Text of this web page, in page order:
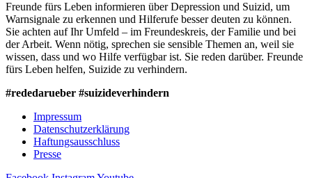
Freunde fürs Leben informieren über Depression und Suizid, um
Warnsignale zu erkennen und Hilferufe besser deuten zu können.
Sie achten auf Ihr Umfeld – im Freundeskreis, der Familie und bei
der Arbeit. Wenn nötig, sprechen sie sensible Themen an, weil sie
wissen, dass und wo Hilfe verfügbar ist. Sie reden darüber. Freunde
fürs Leben helfen, Suizide zu verhindern.
#rededarueber #suizideverhindern
Impressum
Datenschutzerklärung
Haftungsausschluss
Presse